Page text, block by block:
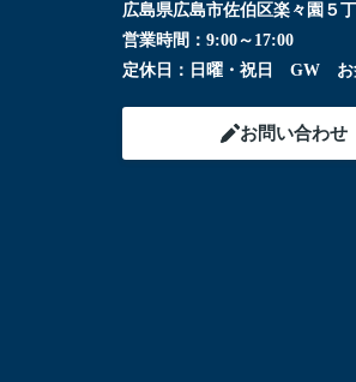
広島県広島市佐伯区楽々園５
営業時間： 9:00～17:00
定休日： 日曜・祝日 GW
お問い合わせ